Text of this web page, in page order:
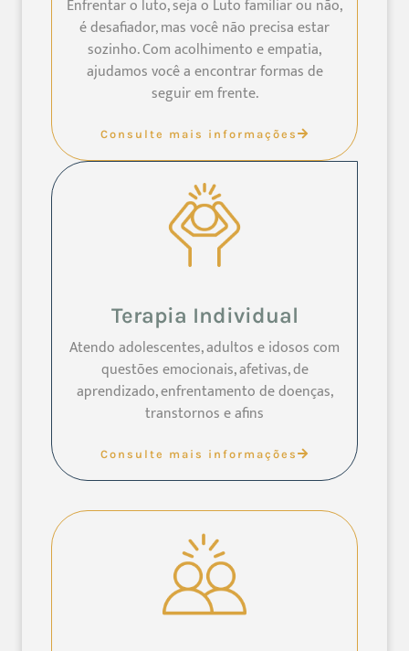
Enfrentar o luto, seja o Luto familiar ou não,
é desafiador, mas você não precisa estar
sozinho. Com acolhimento e empatia,
ajudamos você a encontrar formas de
seguir em frente.
Consulte mais informações
Terapia Individual
Atendo adolescentes, adultos e idosos com
questões emocionais, afetivas, de
aprendizado, enfrentamento de doenças,
transtornos e afins
Consulte mais informações